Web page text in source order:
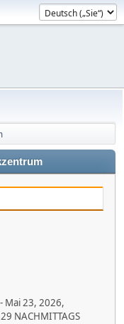
Mai 23, 2026,
NACHMITTAGS